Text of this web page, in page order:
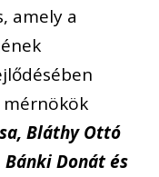
amely a
mérnökök
Bláthy Ottó
Donát és